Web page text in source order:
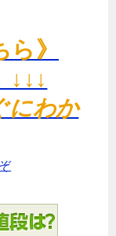
》
にわか